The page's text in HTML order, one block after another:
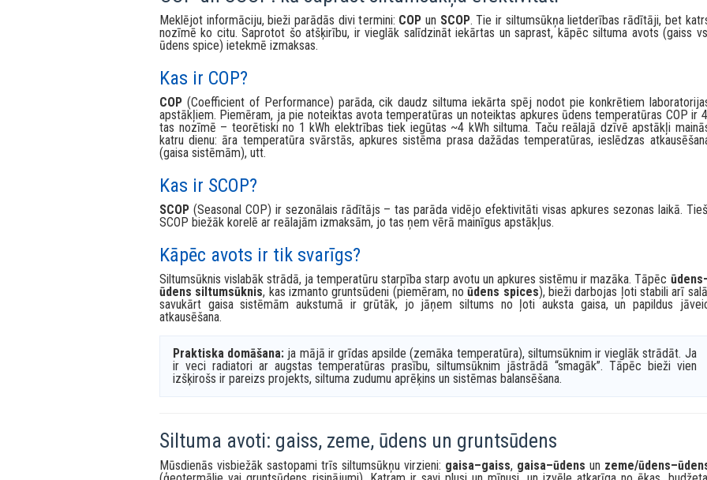
Galvenā ideja:siltumsūknis “pārvieto” siltumu, nevis to “sadedzina”. Tāpēc ar 1 kWh elektrības var
“pārvietot” vairākas kWh siltuma (atkarībā no avota, temperatūrām un sistēmas uzbūves).
COP un SCOP: kā saprast siltumsūkņa efektivitāti
Meklējot informāciju, bieži parādās divi termini:COPunSCOP. Tie ir siltumsūkņa lietderības rādītāji, bet
nozīmē ko citu. Saprotot šo atšķirību, ir vieglāk salīdzināt iekārtas un saprast, kāpēc siltuma avots (gaiss
ūdens spice) ietekmē izmaksas.
Kas ir COP?
COP(Coefficient of Performance) parāda, cik daudz siltuma iekārta spēj nodot pie konkrētiem
apstākļiem. Piemēram, ja pie noteiktas avota temperatūras un noteiktas apkures ūdens temperatūras COP ir
tas nozīmē – teorētiski no 1 kWh elektrības tiek iegūtas ~4 kWh siltuma. Taču reālajā dzīvē apstākļi mainās
(gaisa sistēmām), utt.
Kas ir SCOP?
SCOP(Seasonal COP) ir sezonālais rādītājs – tas parāda vidējo efektivitāti visas apkures sezonas laikā.
SCOP biežāk korelē ar reālajām izmaksām, jo tas ņem vērā mainīgus apstākļus.
Kāpēc avots ir tik svarīgs?
Siltumsūknis vislabāk strādā, ja temperatūru starpība starp avotu un apkures sistēmu ir mazāka. Tāpēc
Praktiska domāšana: ja mājā ir grīdas apsilde (zemāka temperatūra), siltumsūknim ir vieglāk strādāt. Ja
ir veci radiatori ar augstas temperatūras prasību, siltumsūknim jāstrādā “smagāk”. Tāpēc bieži vien